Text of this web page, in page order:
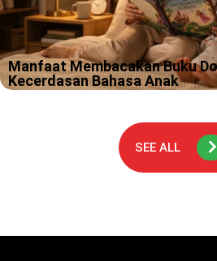
Manfaat Membacakan Buku
Kecerdasan Bahasa Anak
dia membacakan cerita tentang kelinci
SEE ALL